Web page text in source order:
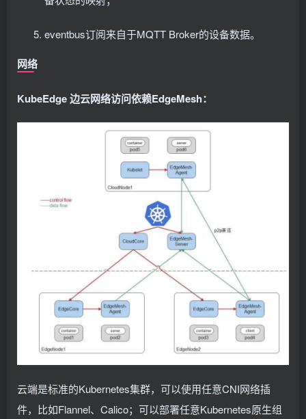
eventbus订阅来自于MQTT Broker的设备数据。
网络
KubeEdge 边云网络访问依赖EdgeMesh：
云端是标准的Kubernetes集群，可以使用任意CNI网络插
件，比如Flannel、Calico；可以部署任意Kubernetes原生组